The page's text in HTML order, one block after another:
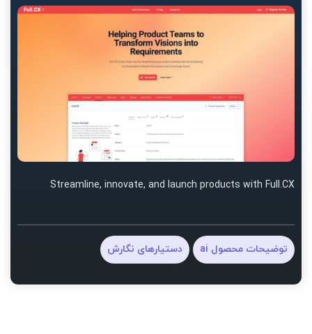
Streamline, innovate, and launch products with Full.CX
توضیحات محصول ai دستیارهای نگارش